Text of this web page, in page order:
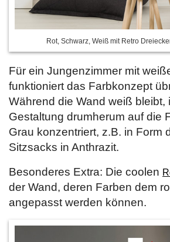
Rot, Schwarz, Weiß mit Retro
Für ein Jungenzimmer mit
funktioniert das Farbkonzept
Während die Wand weiß bleibt,
Gestaltung drumherum auf die
Grau konzentriert, z.B. in Form
Sitzsacks in Anthrazit.
Besonderes Extra: Die coolen
der Wand, deren Farben dem
angepasst werden können.